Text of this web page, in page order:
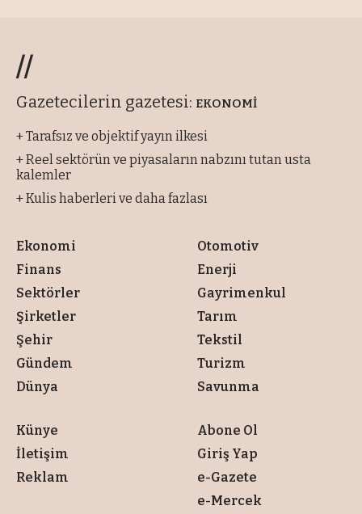
//
Gazetecilerin gazetesi: EKONOMİ
+ Tarafsız ve objektif yayın ilkesi
+ Reel sektörün ve piyasaların nabzını tutan usta
kalemler
+ Kulis haberleri ve daha fazlası
Ekonomi
Finans
Sektörler
Şirketler
Şehir
Gündem
Dünya
Otomotiv
Enerji
Gayrimenkul
Tarım
Tekstil
Turizm
Savunma
Künye
İletişim
Reklam
Abone Ol
Giriş Yap
e-Gazete
e-Mercek